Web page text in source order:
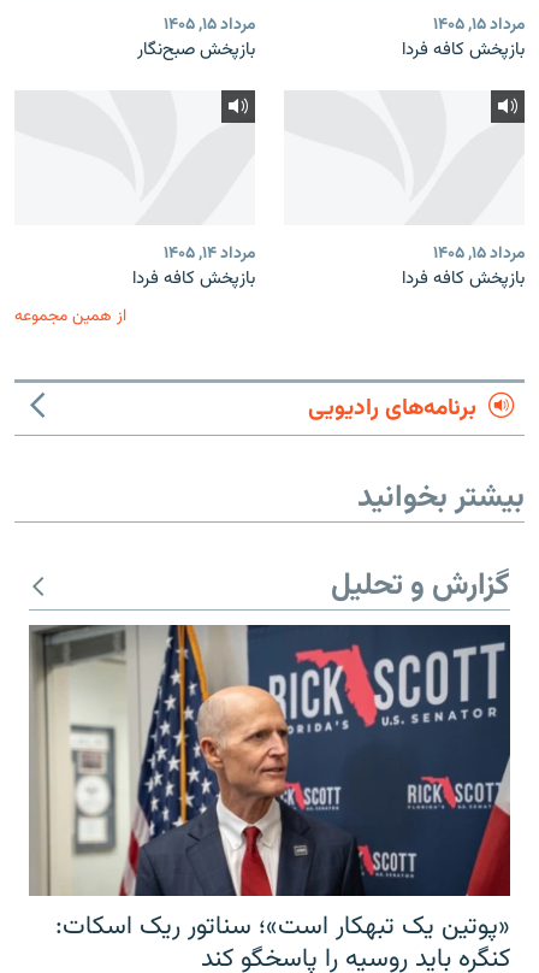
مرداد ۱۵, ۱۴۰۵
بازپخش کافه فردا
مرداد ۱۵, ۱۴۰۵
بازپخش صبح‌نگار
مرداد ۱۵, ۱۴۰۵
بازپخش کافه فردا
مرداد ۱۴, ۱۴۰۵
بازپخش کافه فردا
از همین مجموعه
برنامه‌های رادیویی
بیشتر بخوانید
گزارش و تحلیل
«پوتین یک تبهکار است»؛ سناتور ریک اسکات:
کنگره باید روسیه را پاسخگو کند